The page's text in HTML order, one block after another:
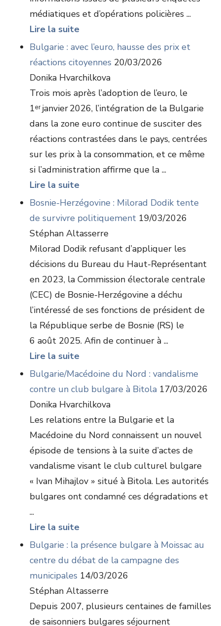
médiatiques et d’opérations policières ...
Lire la suite
Bulgarie : avec l’euro, hausse des prix et
réactions citoyennes 20/03/2026
Donika Hvarchilkova
Trois mois après l’adoption de l’euro, le
1ᵉʳ janvier 2026, l’intégration de la Bulgarie
dans la zone euro continue de susciter des
réactions contrastées dans le pays, centrées
sur les prix à la consommation, et ce même
si l’administration affirme que la ...
Lire la suite
Bosnie-Herzégovine : Milorad Dodik tente
de survivre politiquement 19/03/2026
Stéphan Altasserre
Milorad Dodik refusant d’appliquer les
décisions du Bureau du Haut-Représentant
en 2023, la Commission électorale centrale
(CEC) de Bosnie-Herzégovine a déchu
l’intéressé de ses fonctions de président de
la République serbe de Bosnie (RS) le
6 août 2025. Afin de continuer à ...
Lire la suite
Bulgarie/Macédoine du Nord : vandalisme
contre un club bulgare à Bitola 17/03/2026
Donika Hvarchilkova
Les relations entre la Bulgarie et la
Macédoine du Nord connaissent un nouvel
épisode de tensions à la suite d’actes de
vandalisme visant le club culturel bulgare
« Ivan Mihajlov » situé à Bitola. Les autorités
bulgares ont condamné ces dégradations et
...
Lire la suite
Bulgarie : la présence bulgare à Moissac au
centre du débat de la campagne des
municipales 14/03/2026
Stéphan Altasserre
Depuis 2007, plusieurs centaines de familles
de saisonniers bulgares séjournent